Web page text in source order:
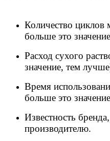
Количество циклов
больше это
Расход сухого
значение, тем
Время
больше это
Известность
производителю.